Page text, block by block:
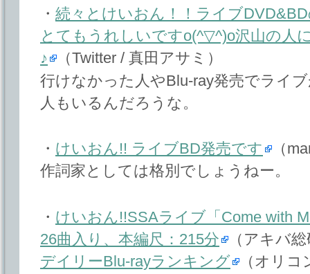
・ 続々とけいおん！！ライブ
とてもうれしいですo(^▽^)o沢山の人
♪
（Twitter / 真田アサミ）
行けなかった人やBlu-ray発売でライ
人もいるんだろうな。
・ けいおん!! ライブBD発売です
（
作詞家としては格別でしょうねー。
・ けいおん!!SSAライブ「Come with
26曲入り、本編尺：215分
（アキバ
デイリーBlu-rayランキング
（オリ